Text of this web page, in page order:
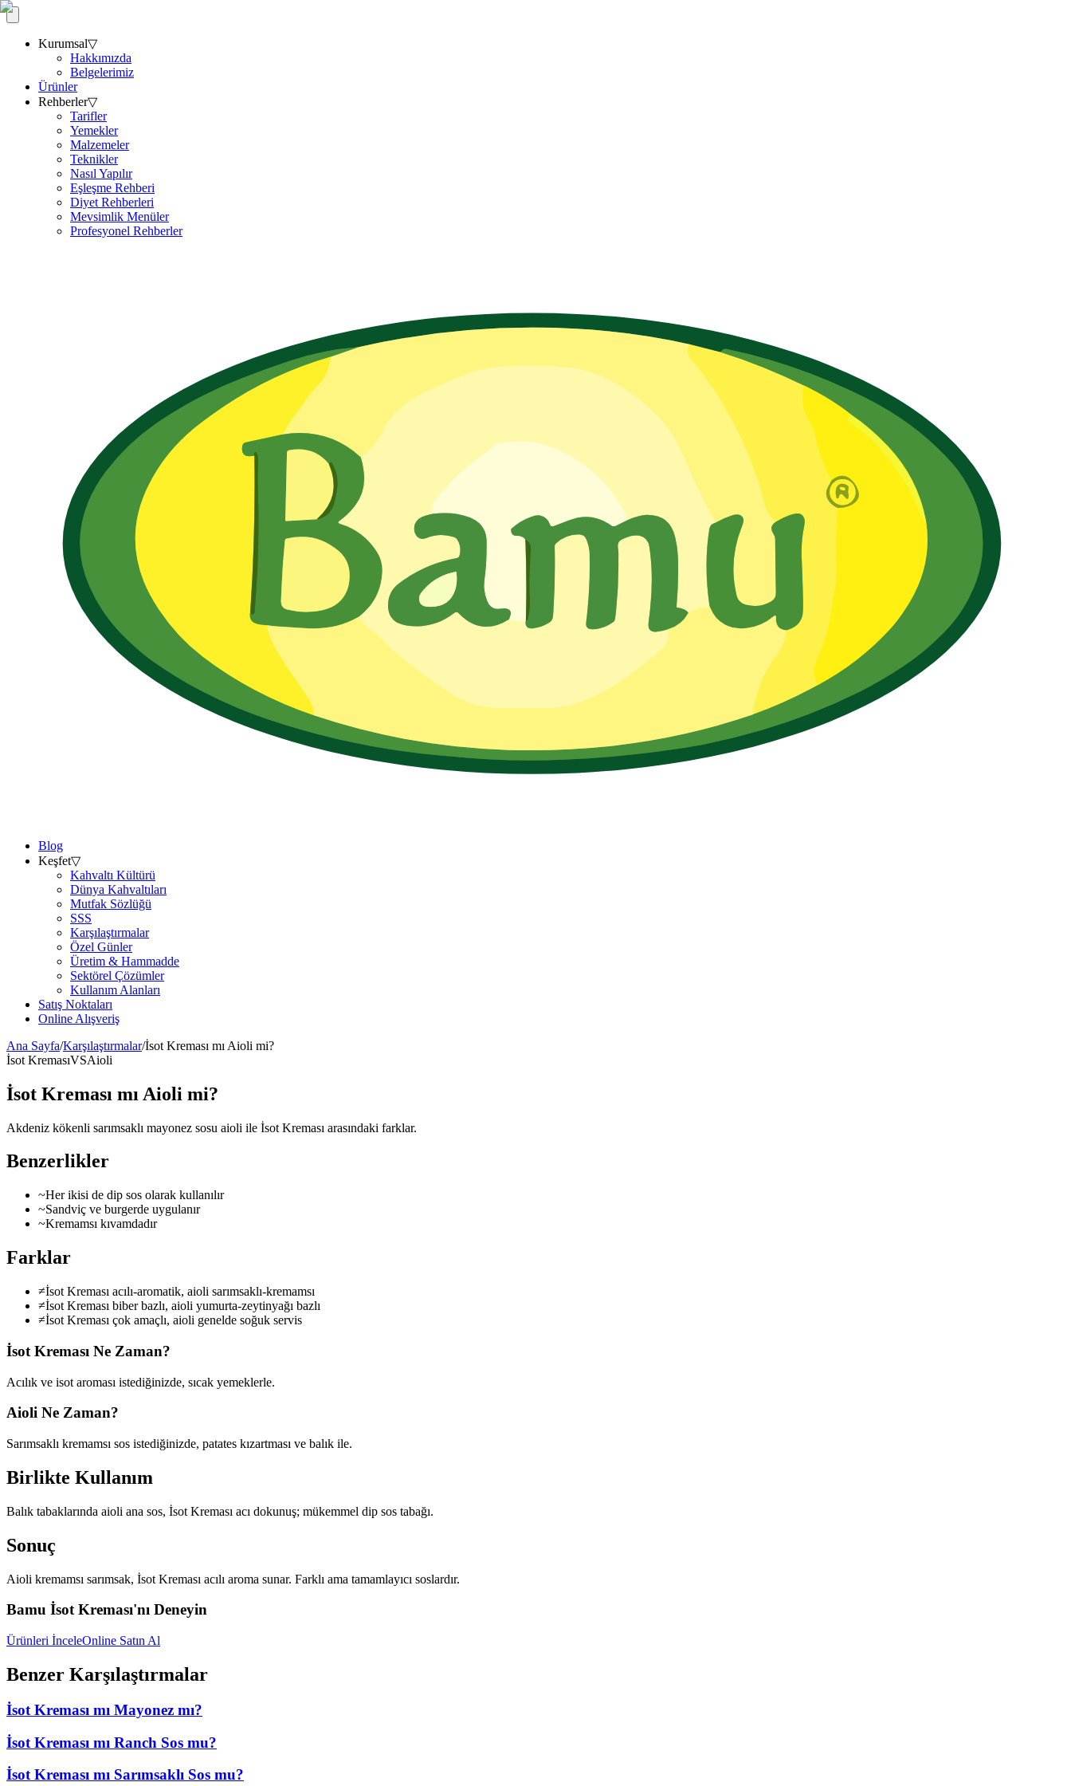
Kurumsal▽
Hakkımızda
Belgelerimiz
Ürünler
Rehberler▽
Tarifler
Yemekler
Malzemeler
Teknikler
Nasıl Yapılır
Eşleşme Rehberi
Diyet Rehberleri
Mevsimlik Menüler
Profesyonel Rehberler
Blog
Keşfet▽
Kahvaltı Kültürü
Dünya Kahvaltıları
Mutfak Sözlüğü
SSS
Karşılaştırmalar
Özel Günler
Üretim & Hammadde
Sektörel Çözümler
Kullanım Alanları
Satış Noktaları
Online Alışveriş
Ana Sayfa/Karşılaştırmalar/İsot Kreması mı Aioli mi?
İsot KremasıVSAioli
İsot Kreması mı Aioli mi?
Akdeniz kökenli sarımsaklı mayonez sosu aioli ile İsot Kreması arasındaki farklar.
Benzerlikler
~Her ikisi de dip sos olarak kullanılır
~Sandviç ve burgerde uygulanır
~Kremamsı kıvamdadır
Farklar
≠İsot Kreması acılı-aromatik, aioli sarımsaklı-kremamsı
≠İsot Kreması biber bazlı, aioli yumurta-zeytinyağı bazlı
≠İsot Kreması çok amaçlı, aioli genelde soğuk servis
İsot Kreması Ne Zaman?
Acılık ve isot aroması istediğinizde, sıcak yemeklerle.
Aioli Ne Zaman?
Sarımsaklı kremamsı sos istediğinizde, patates kızartması ve balık ile.
Birlikte Kullanım
Balık tabaklarında aioli ana sos, İsot Kreması acı dokunuş; mükemmel dip sos tabağı.
Sonuç
Aioli kremamsı sarımsak, İsot Kreması acılı aroma sunar. Farklı ama tamamlayıcı soslardır.
Bamu İsot Kreması'nı Deneyin
Ürünleri İnceleOnline Satın Al
Benzer Karşılaştırmalar
İsot Kreması mı Mayonez mı?
İsot Kreması mı Ranch Sos mu?
İsot Kreması mı Sarımsaklı Sos mu?